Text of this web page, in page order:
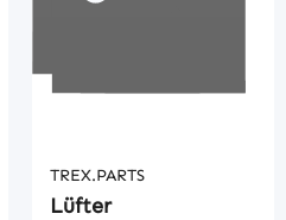
TREX.PARTS
Lüfter